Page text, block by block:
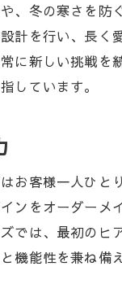
、冬の寒さを
計を行い、長
に新しい挑戦
しています。
お客様一人ひ
ンをオーダー
では、最初の
能性を兼ね備